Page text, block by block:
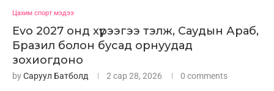
Цахим спорт мэдээ
Evo 2027 онд хүрээгээ тэлж, Саудын Араб,
Бразил болон бусад орнуудад
зохиогдоно
byСаруул Батболд 2 сар 28, 2026 0 comments